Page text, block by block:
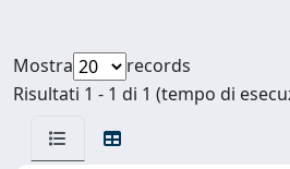
Mostra
records
Risultati 1 - 1 di 1 (tempo di